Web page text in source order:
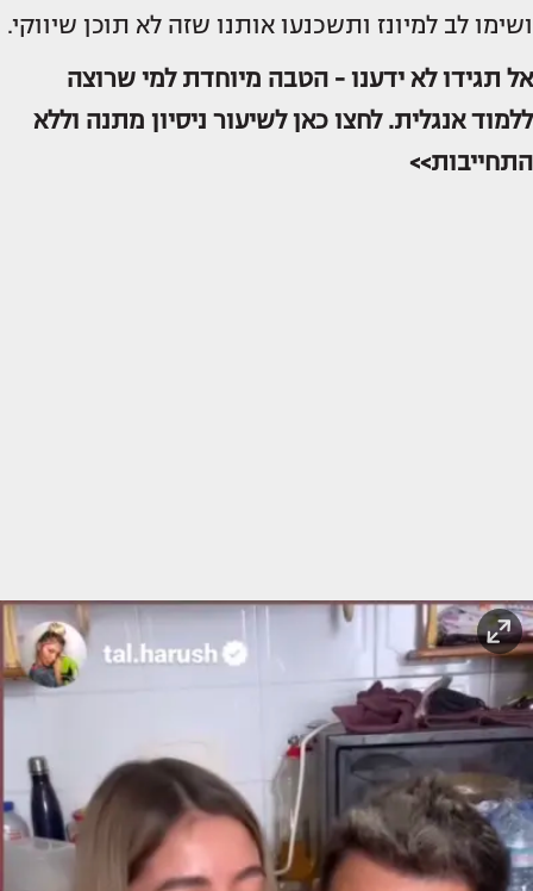
ושימו לב למיונז ותשכנעו אותנו שזה לא תוכן שיווקי.
אל תגידו לא ידענו - הטבה מיוחדת למי שרוצה
ללמוד אנגלית. לחצו כאן לשיעור ניסיון מתנה וללא
התחייבות>>